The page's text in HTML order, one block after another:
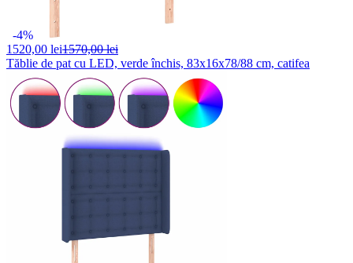
-4%
1520,00 lei1570,00 lei
Tăblie de pat cu LED, verde închis, 83x16x78/88 cm, catifea